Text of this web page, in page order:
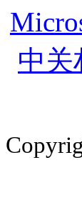
中关